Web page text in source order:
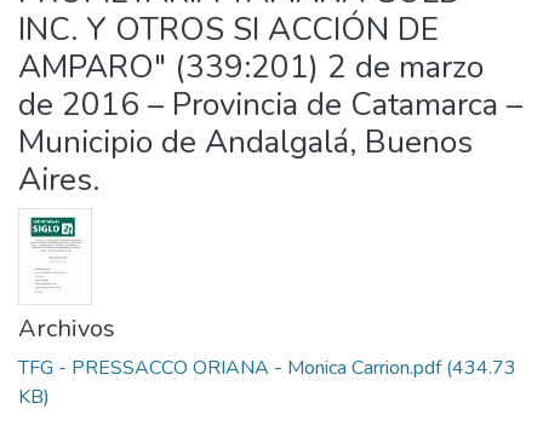
INC. Y OTROS SI ACCIÓN DE
AMPARO" (339:201) 2 de marzo
de 2016 – Provincia de Catamarca –
Municipio de Andalgalá, Buenos
Aires.
Archivos
TFG - PRESSACCO ORIANA - Monica Carrion.pdf(434.73
KB)